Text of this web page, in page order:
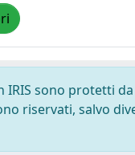
IRIS sono protetti
riservati, salvo